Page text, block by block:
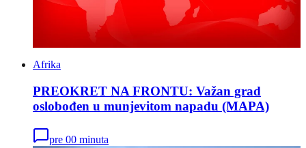
Afrika
PREOKRET NA FRONTU: Važan grad
oslobođen u munjevitom napadu (MAPA)
pre 00 minuta